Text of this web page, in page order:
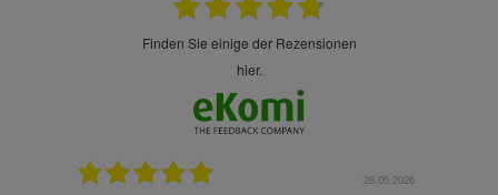
finden Sie einige der Rezensionen
hier.
28.05.2026